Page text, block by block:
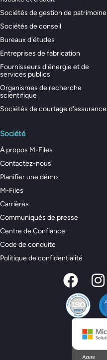
Sociétés de gestion de patrimoine
Sociétés de conseil
Bureaux d'études
Entreprises de fabrication
Fournisseurs d'énergie et de
services publics
Organismes de recherche
scientifique
Sociétés de courtage d'assurance
Société
À propos M-Files
Contactez-nous
Planifier une démo
M-Files
Carrières
Communiqués de presse
Centre de Confiance
Code de conduite
Politique de confidentialité